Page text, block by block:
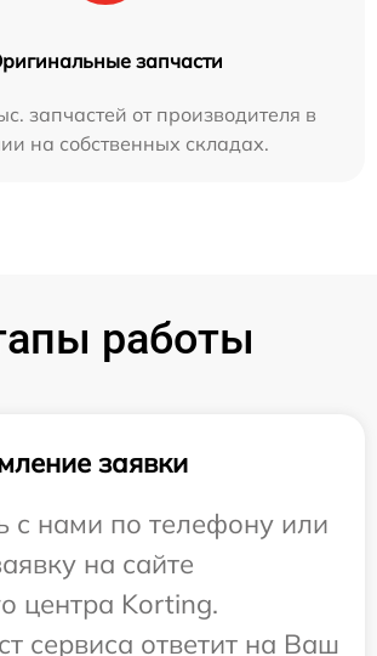
запчасти
запчастей от производителя в
на собственных складах.
работы
заявки
с нами по телефону или
на сайте
центра Korting.
сервиса ответит на Ваш